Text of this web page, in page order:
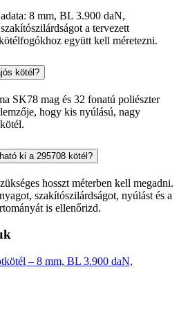
8 mm, BL 3.900 daN,
a tervezett
együtt kell méretezni.
kötél?
SK78 mag és 32 fonatú poliészter
hogy kis nyúlású, nagy
ki a 295708 kötél?
hosszt méterben kell megadni.
szakítószilárdságot, nyúlást és a
is ellenőrizd.